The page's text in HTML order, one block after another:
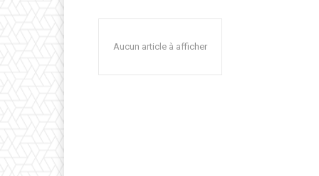
Aucun article à afficher